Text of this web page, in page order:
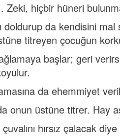
hiçbir hüneri
doldurup da kendisini mal
titreyen çocuğun
ağlamaya başlar; geri
da ehemmiyet
onun üstüne titrer. Hay
hırsız çalacak